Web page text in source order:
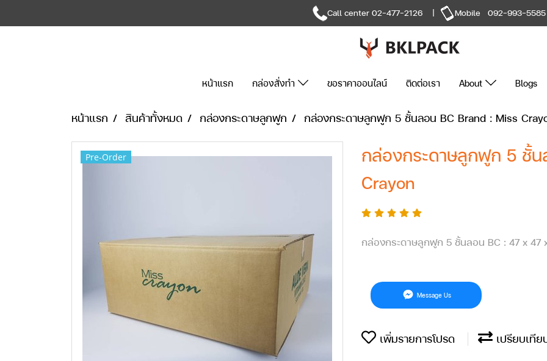
Call center 02-477-2126 | Mobile 092-993-5585
หน้าแรก กล่องสั่งทำ ขอราคาออนไลน์ ติดต่อเรา About Blogs
หน้าแรก สินค้าทั้งหมด กล่องกระดาษลูกฟูก กล่องกระดาษลูกฟูก 5 ชั้นลอน BC Brand : Miss
Pre-Order
กล่องกระดาษลูกฟูก 5 ชั้น
Crayon
กล่องกระดาษลูกฟูก 5 ชั้นลอน BC : 47 x 47
Message Us
เพิ่มรายการโปรด เปรียบเทีย